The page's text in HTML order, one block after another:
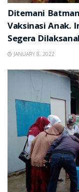
Ditemani
Vaksinasi Anak.
Segera
JANUARY 8, 2022